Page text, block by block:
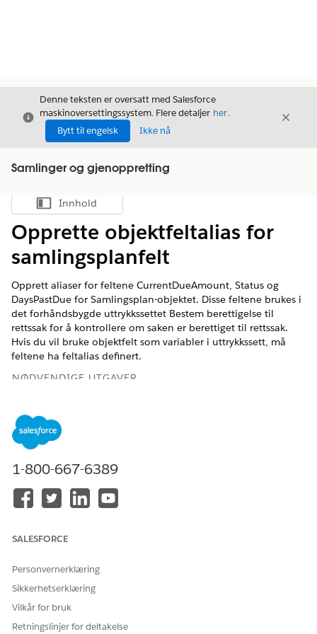
Avslutt
Denne teksten er oversatt med Salesforce
maskinoversettingssystem. Flere detaljer her.
Bytt til engelsk
Ikke nå
Avslutt
Samlinger og gjenoppretting
Vis innholdsfortegnelse
Innhold
Opprette objektfeltalias for
samlingsplanfelt
Opprett aliaser for feltene CurrentDueAmount, Status og
DaysPastDue for Samlingsplan-objektet. Disse feltene brukes i
det forhåndsbygde uttrykkssettet Bestem berettigelse til
rettssak for å kontrollere om saken er berettiget til rettssak.
Hvis du vil bruke objektfelt som variabler i uttrykkssett, må
feltene ha feltalias definert.
NØDVENDIGE UTGAVER
Tilgjengelig i Lightning Experience
Tilgjengelig i
NØDVENDIG BRUKERTILLATELSE
For å konfigurere et
objektfeltalias:
Klikk påNy
VelgStandardsom brukertype.
1-800-667-6389
SALESFORCE
Personvernerklæring
Sikkerhetserklæring
Vilkår for bruk
Retningslinjer for deltakelse